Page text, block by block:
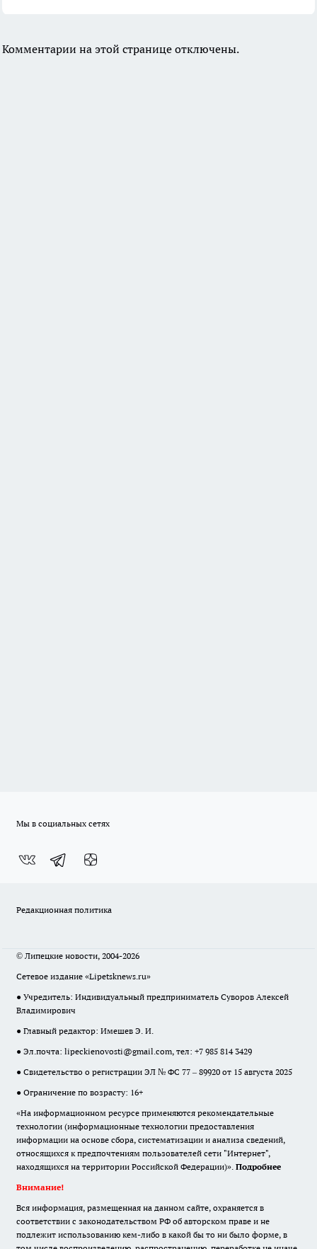
Комментарии на этой странице отключены.
Мы в социальных сетях
Редакционная политика
© Липецкие новости, 2004-2026
Сетевое издание «Lipetsknews.ru»
● Учредитель: Индивидуальный предприниматель Суворов Алексей
Владимирович
● Главный редактор: Имешев Э. И.
● Эл.почта: lipeckienovosti@gmail.com, тел: +7 985 814 3429
● Свидетельство о регистрации ЭЛ № ФС 77 – 89920 от 15 августа 2025
● Ограничение по возрасту: 16+
«На информационном ресурсе применяются рекомендательные
технологии (информационные технологии предоставления
информации на основе сбора, систематизации и анализа сведений,
относящихся к предпочтениям пользователей сети "Интернет",
находящихся на территории Российской Федерации)». Подробнее
Внимание!
Вся информация, размещенная на данном сайте, охраняется в
соответствии с законодательством РФ об авторском праве и не
подлежит использованию кем-либо в какой бы то ни было форме, в